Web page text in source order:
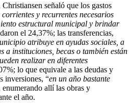
señaló que los gastos
y recurrentes necesarios
estructural municipal y brindar
el 24,37%; las transferencias,
atribuye en ayudas sociales, a
a instituciones, becas o también están
realizar en diferentes
lo que equivale a las deudas y
inversiones, “en un año bastante
allí las obras y
el año.